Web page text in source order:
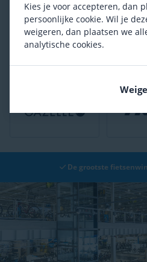
De juiste bandbreedte
- Welke banden passen
op de velgen van mijn
Lees meer
Gratis bezorging
Kies je voor accepteren, dan
persoonlijke cookie. Wil je
weigeren, dan plaatsen we
analytische cookies.